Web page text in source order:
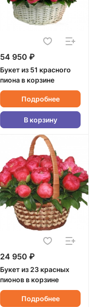
54 950 ₽
Букет из 51 красного
пиона в корзине
Подробнее
В корзину
24 950 ₽
Букет из 23 красных
пионов в корзине
Подробнее